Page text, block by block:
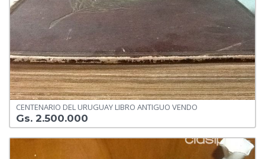
CENTENARIO DEL URUGUAY LIBRO ANTIGUO VENDO
Gs. 2.500.000